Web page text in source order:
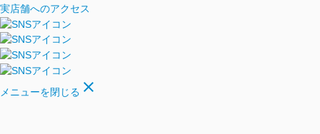
実店舗へのアクセス
メニューを閉じる close